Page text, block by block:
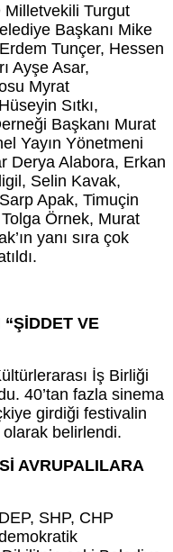
Milletvekili Turgut
Başkanı Mike
Tunçer, Hessen
Ayşe Asar,
Myrat
Sıtkı,
Başkanı Murat
Yayın Yönetmeni
Derya Alabora, Erkan
Selin Kavak,
Apak, Timuçin
Örnek, Murat
yanı sıra çok
VE
İş Birliği
40’tan fazla sinema
girdiği festivalin
olarak belirlendi.
AVRUPALILARA
SHP, CHP